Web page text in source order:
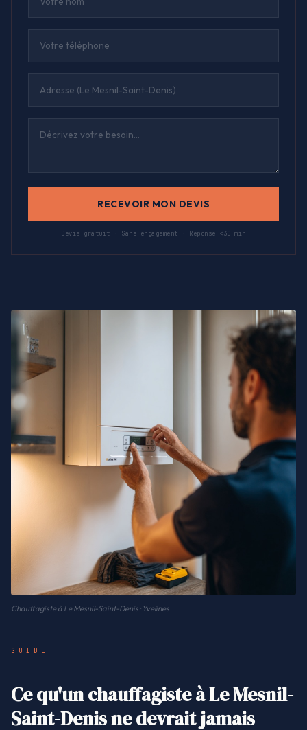
RECEVOIR MON DEVIS
Devis gratuit · Sans engagement · Réponse <30 min
Chauffagiste à Le Mesnil-Saint-Denis · Yvelines
GUIDE
Ce qu'un chauffagiste à Le Mesnil-
Saint-Denis ne devrait jamais